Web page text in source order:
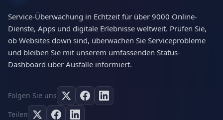
Service-Überwachung in Echtzeit für über 9000 Online-
Dienste, Apps und digitale Erlebnisse weltweit. Prüfen Sie,
ob Websites down sind, überwachen Sie Serviceprobleme
und bleiben Sie mit unserem umfassenden Status-
Dashboard über Ausfälle informiert.
Folgen Sie uns
Teilen